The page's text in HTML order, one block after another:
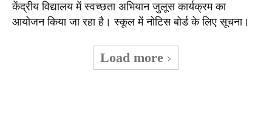
केंद्रीय विद्यालय में स्वच्छता अभियान जुलूस कार्यक्रम का
आयोजन किया जा रहा है। स्कूल में नोटिस बोर्ड के लिए सूचना।
Load more